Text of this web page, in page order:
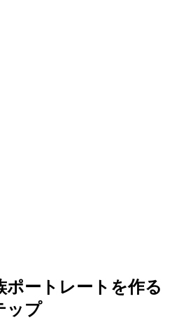
ポートレートを作る
ップ